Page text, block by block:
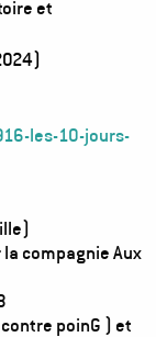
et
les-10-jours-
compagnie Aux
poinG ) et